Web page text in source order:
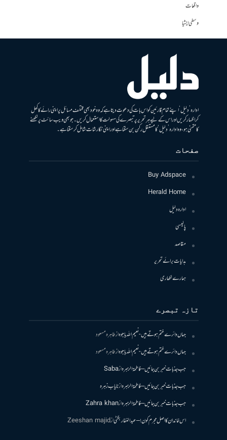
واقعات
وسطی ایشیا
ادارہ ’دلیل‘ اپنے تمام قارئین کو اس بات کی دعوت دیتا ہے کہ وہ خود بھی مختلف مسائل پر اپنی رائے کا کھل
کر اظہار کریں اور اس کے لیے ہر تحریر پر تبصرے کی سہولت کا استعمال کریں۔ جو بھی ویب سائٹ پر لکھنے
کا متمنی ہو، وہ ادارہ ’دلیل‘ کا مستقل رکن بن سکتا ہے اور اپنی نگارشات شامل کرسکتا ہے۔
صفحات
Buy Adspace
Herald Home
ادارہ دلیل
پالیسی
مقاصد
ہدایات برائے تحریر
ہمارے لکھاری
تازہ تبصرے
جہاں دائرے ختم ہوتے ہیں- نعیم اللہ باجوہازطاہرہ مسعود
جہاں دائرے ختم ہوتے ہیں- نعیم اللہ باجوہازطاہرہ مسعود
جب جذبات خبر بن جائیں – فاطمۃالزہرہازSaba
جب جذبات خبر بن جائیں – فاطمۃالزہرہازنایاب زہرہ
جب جذبات خبر بن جائیں – فاطمۃالزہرہازZahra khan
اس خاندان کا اصل مجرم کون! – عبدالغفار بگٹیازZeeshan majid